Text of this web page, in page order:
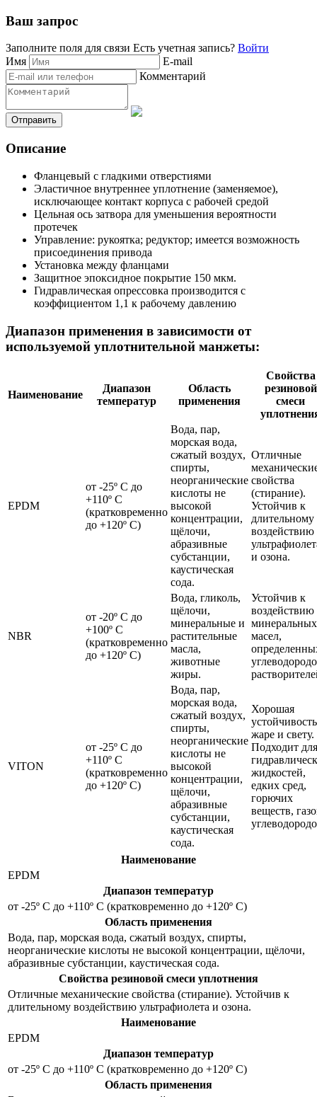
Ваш запрос
Заполните поля для связи Есть учетная запись? Войти
Имя
E-mail
Комментарий
Описание
Фланцевый с гладкими отверстиями
Эластичное внутреннее уплотнение (заменяемое),
исключающее контакт корпуса с рабочей средой
Цельная ось затвора для уменьшения вероятности
протечек
Управление: рукоятка; редуктор; имеется возможность
присоединения привода
Установка между фланцами
Защитное эпоксидное покрытие 150 мкм.
Гидравлическая опрессовка производится с
коэффициентом 1,1 к рабочему давлению
Диапазон применения в зависимости от
используемой уплотнительной манжеты:
Наименование
Диапазон
температур
Область
применения
Свойства
резиновой
смеси
EPDM
от -25º С до
+110º С
(кратковременно
до +120º С)
Вода, пар,
морская вода,
сжатый воздух,
спирты,
неорганические
кислоты не
высокой
концентрации,
щёлочи,
абразивные
субстанции,
каустическая
сода.
Отличные
свойства
(стирание).
Устойчив к
длительному
воздействию
и озона.
NBR
от -20º С до
+100º С
(кратковременно
до +120º С)
Вода, гликоль,
щёлочи,
минеральные и
растительные
масла,
животные
жиры.
Устойчив к
воздействию
минеральных
масел,
VITON
от -25º С до
+110º С
(кратковременно
до +120º С)
Вода, пар,
морская вода,
сжатый воздух,
спирты,
неорганические
кислоты не
высокой
концентрации,
щёлочи,
абразивные
субстанции,
каустическая
сода.
Хорошая
жаре и свету.
Подходит для
жидкостей,
едких сред,
горючих
веществ,
Наименование
EPDM
Диапазон температур
от -25º С до +110º С (кратковременно до +120º С)
Область применения
Вода, пар, морская вода, сжатый воздух, спирты,
неорганические кислоты не высокой концентрации, щёлочи,
абразивные субстанции, каустическая сода.
Свойства резиновой смеси уплотнения
Отличные механические свойства (стирание). Устойчив к
длительному воздействию ультрафиолета и озона.
Наименование
EPDM
Диапазон температур
от -25º С до +110º С (кратковременно до +120º С)
Область применения